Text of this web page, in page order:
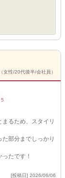
（女性/20代後半/会社員）
5
るため、スタイリ
部分までしっかり
たです！
[投稿日] 2026/06/06